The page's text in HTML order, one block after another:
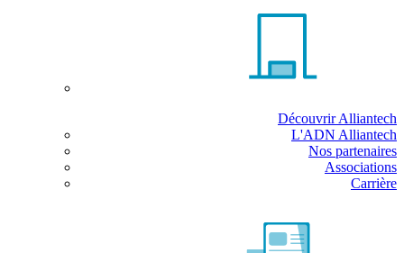
Découvrir Alliantech
L'ADN Alliantech
Nos partenaires
Associations
Carrière